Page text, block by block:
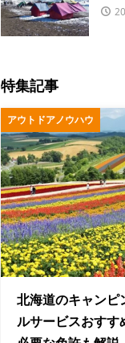
特集記事
アウトドアノウハウ
北海道のキャンピ
ルサービスおすす